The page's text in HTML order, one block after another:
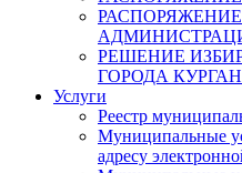
РЕШЕНИЕ
ГОРОДА
Услуги
Реестр
Муниципальные
адресу